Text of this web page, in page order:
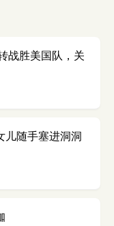
战胜美国队，关
儿随手塞进洞洞